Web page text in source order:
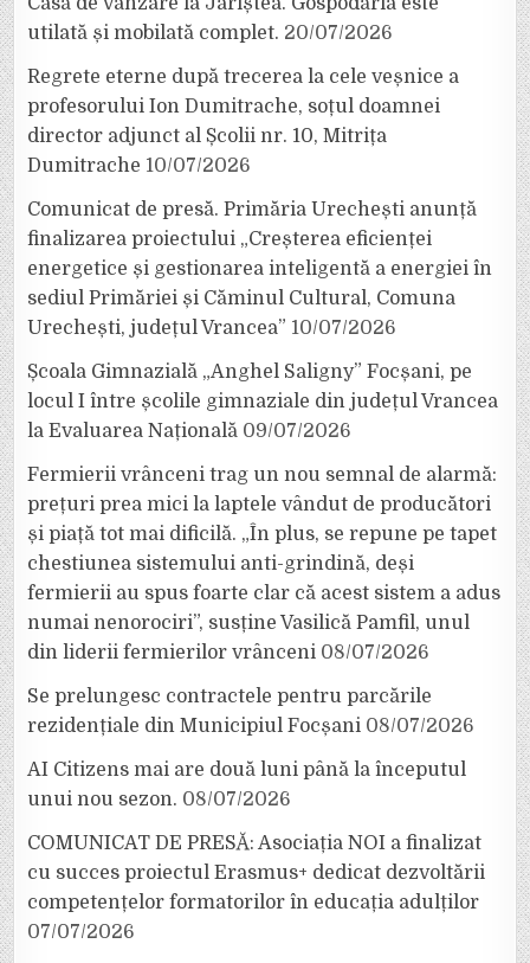
utilată și mobilată complet. 20/07/2026
Regrete eterne după trecerea la cele veșnice a
profesorului Ion Dumitrache, soțul doamnei
director adjunct al Școlii nr. 10, Mitrița
Dumitrache 10/07/2026
Comunicat de presă. Primăria Urechești anunță
finalizarea proiectului „Creșterea eficienței
energetice și gestionarea inteligentă a energiei în
sediul Primăriei și Căminul Cultural, Comuna
Urechești, județul Vrancea” 10/07/2026
Școala Gimnazială „Anghel Saligny” Focșani, pe
locul I între școlile gimnaziale din județul Vrancea
la Evaluarea Națională 09/07/2026
Fermierii vrânceni trag un nou semnal de alarmă:
prețuri prea mici la laptele vândut de producători
și piață tot mai dificilă. „În plus, se repune pe tapet
chestiunea sistemului anti-grindină, deși
fermierii au spus foarte clar că acest sistem a adus
numai nenorociri”, susține Vasilică Pamfil, unul
din liderii fermierilor vrânceni 08/07/2026
Se prelungesc contractele pentru parcările
rezidențiale din Municipiul Focșani 08/07/2026
AI Citizens mai are două luni până la începutul
unui nou sezon. 08/07/2026
COMUNICAT DE PRESĂ: Asociația NOI a finalizat
cu succes proiectul Erasmus+ dedicat dezvoltării
competențelor formatorilor în educația adulților
07/07/2026